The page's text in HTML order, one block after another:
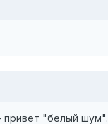
привет "белый шум".